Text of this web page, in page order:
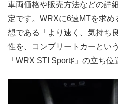
車両価格や販売方法などの詳
定です。WRXに6速MTを求
想である「より速く、気持ち
性を、コンプリートカーとい
「WRX STI Sport♯」の立ち位